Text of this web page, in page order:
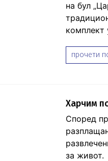
на бул
комплект
прочети
Харчим
Според
за живот.